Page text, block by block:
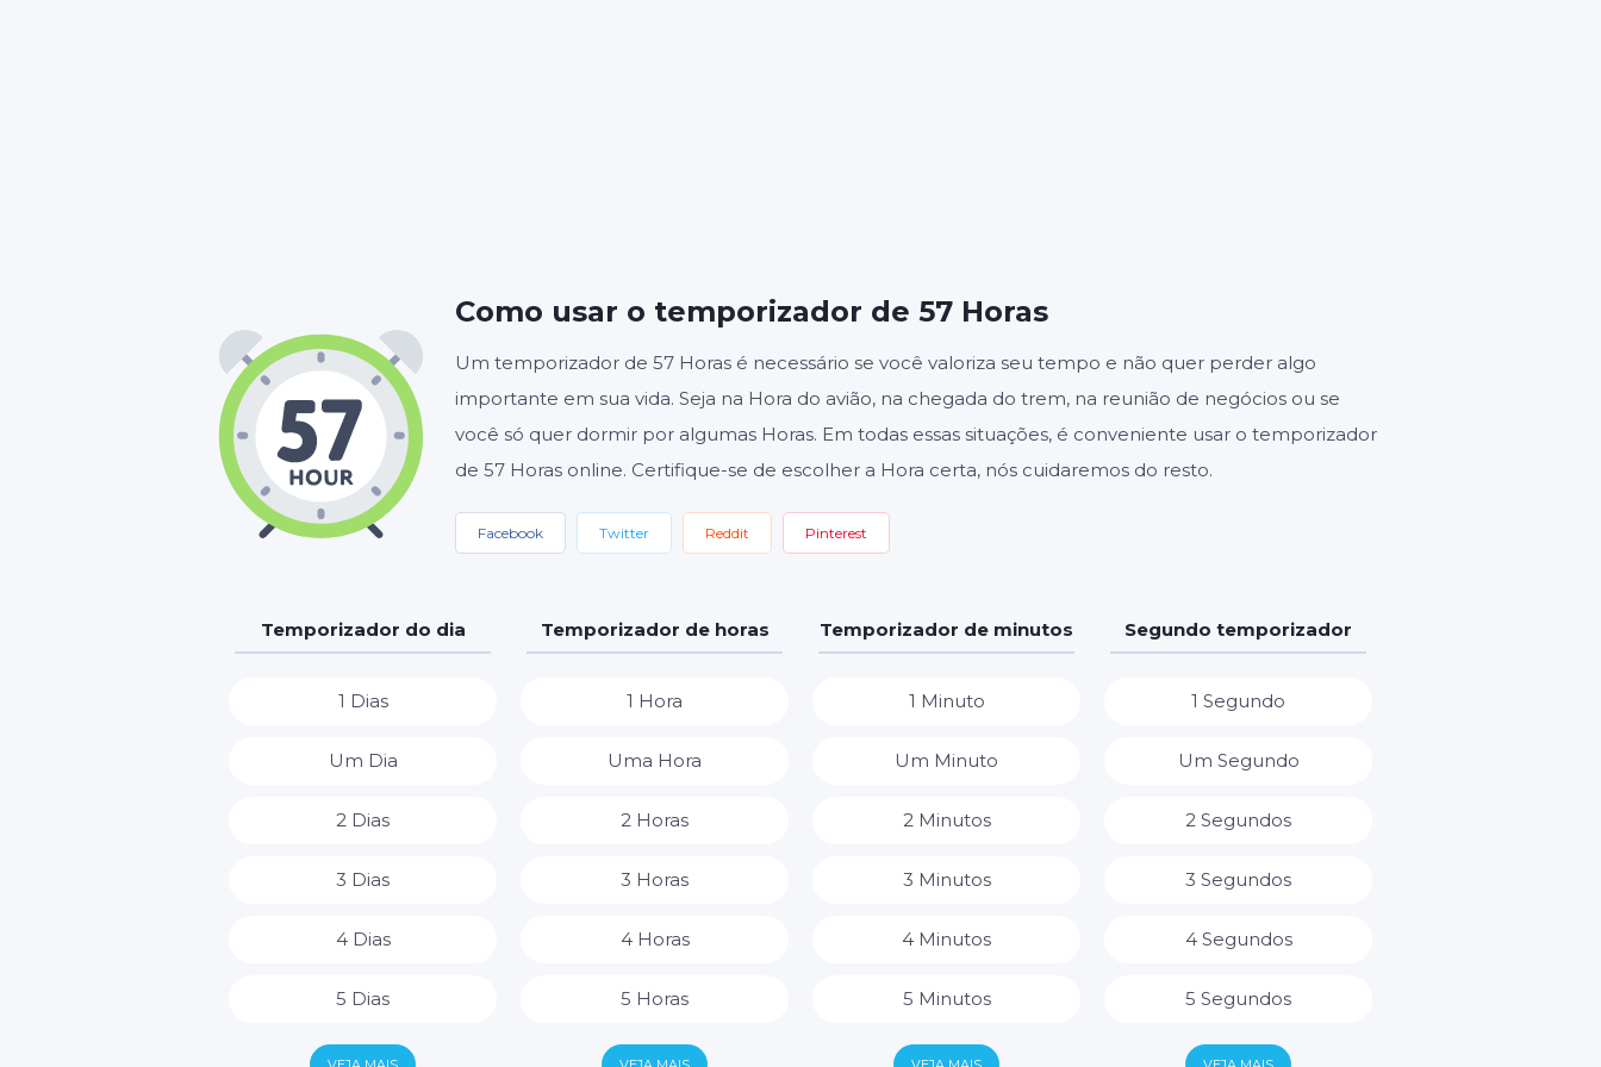
Como usar o temporizador de 57 Horas
Um temporizador de 57 Horas é necessário se você valoriza seu tempo e não quer perder algo
importante em sua vida. Seja na Hora do avião, na chegada do trem, na reunião de negócios ou se
você só quer dormir por algumas Horas. Em todas essas situações, é conveniente usar o temporizador
de 57 Horas online. Certifique-se de escolher a Hora certa, nós cuidaremos do resto.
Facebook Twitter Reddit Pinterest
Temporizador do dia
1 Dias
Um Dia
2 Dias
3 Dias
4 Dias
5 Dias
6 Dias
Temporizador de horas
1 Hora
Uma Hora
2 Horas
3 Horas
4 Horas
5 Horas
6 Horas
Temporizador de minutos
1 Minuto
Um Minuto
2 Minutos
3 Minutos
4 Minutos
5 Minutos
6 Minutos
Segundo temporizador
1 Segundo
Um Segundo
2 Segundos
3 Segundos
4 Segundos
5 Segundos
6 Segundos